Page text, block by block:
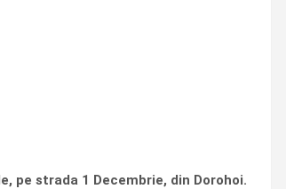
pe strada 1 Decembrie, din Dorohoi.